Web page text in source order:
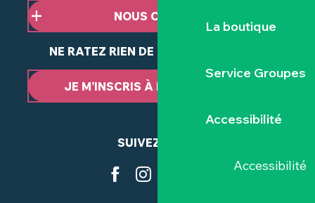
La boutique
Service Groupes
Accessibilité
Accessibilité
NOUS CONTACTER
NE RATEZ RIEN DE NOTRE ACTUALITÉ
JE M’INSCRIS À LA NEWSLETTER
SUIVEZ-NOUS